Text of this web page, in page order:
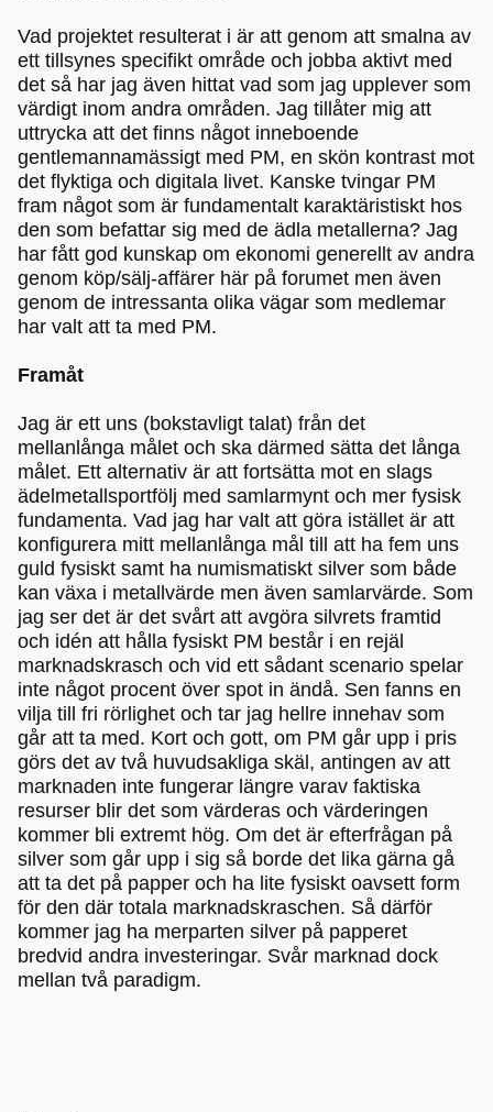
Vad projektet resulterat i är att genom att smalna av
ett tillsynes specifikt område och jobba aktivt med
det så har jag även hittat vad som jag upplever som
värdigt inom andra områden. Jag tillåter mig att
uttrycka att det finns något inneboende
gentlemannamässigt med PM, en skön kontrast mot
det flyktiga och digitala livet. Kanske tvingar PM
fram något som är fundamentalt karaktäristiskt hos
den som befattar sig med de ädla metallerna? Jag
har fått god kunskap om ekonomi generellt av andra
genom köp/sälj-affärer här på forumet men även
genom de intressanta olika vägar som medlemar
har valt att ta med PM.
Framåt
Jag är ett uns (bokstavligt talat) från det
mellanlånga målet och ska därmed sätta det långa
målet. Ett alternativ är att fortsätta mot en slags
ädelmetallsportfölj med samlarmynt och mer fysisk
fundamenta. Vad jag har valt att göra istället är att
konfigurera mitt mellanlånga mål till att ha fem uns
guld fysiskt samt ha numismatiskt silver som både
kan växa i metallvärde men även samlarvärde. Som
jag ser det är det svårt att avgöra silvrets framtid
och idén att hålla fysiskt PM består i en rejäl
marknadskrasch och vid ett sådant scenario spelar
inte något procent över spot in ändå. Sen fanns en
vilja till fri rörlighet och tar jag hellre innehav som
går att ta med. Kort och gott, om PM går upp i pris
görs det av två huvudsakliga skäl, antingen av att
marknaden inte fungerar längre varav faktiska
resurser blir det som värderas och värderingen
kommer bli extremt hög. Om det är efterfrågan på
silver som går upp i sig så borde det lika gärna gå
att ta det på papper och ha lite fysiskt oavsett form
för den där totala marknadskraschen. Så därför
kommer jag ha merparten silver på papperet
bredvid andra investeringar. Svår marknad dock
mellan två paradigm.